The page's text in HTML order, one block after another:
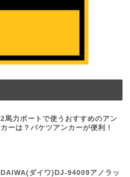
2馬力ボートで使うおすすめのアン
カーは？バケツアンカーが便利！
DAIWA(ダイワ)DJ-94009アノラッ